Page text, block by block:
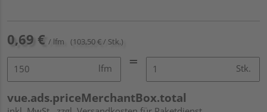
0,69 € / lfm (103,50 € / Stk.)
lfm Stk.
vue.ads.priceMerchantBox.total